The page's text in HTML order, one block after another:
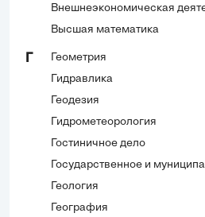
Внешнеэкономическая
Высшая математика
Геометрия
Гидравлика
Геодезия
Гидрометеорология
Гостиничное дело
Государственное и
Геология
География